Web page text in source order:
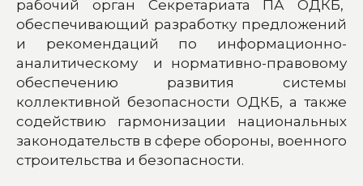
рабочий орган Секретариата ПА ОДКБ,
обеспечивающий разработку предложений
и рекомендаций по информационно-
аналитическому и нормативно-правовому
обеспечению развития системы
коллективной безопасности ОДКБ, а также
содействию гармонизации национальных
законодательств в сфере обороны, военного
строительства и безопасности.